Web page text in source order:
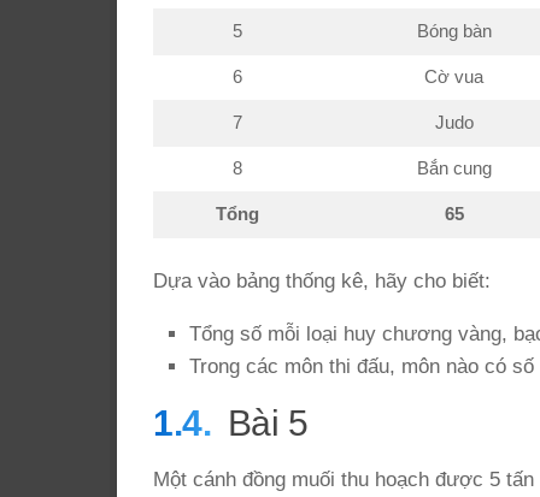
5 Bóng bàn
6 Cờ vua
7 Judo
8 Bắn cung
Tổng 65
Dựa vào bảng thống kê, hãy cho biết:
Tổng số mỗi loại huy chương vàng,
Trong các môn thi đấu, môn nào có
Bài 5
Một cánh đồng muối thu hoạch được 5